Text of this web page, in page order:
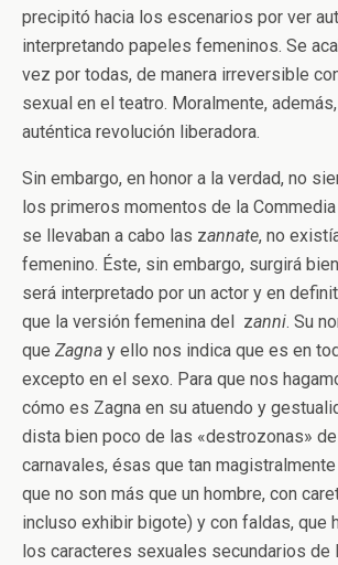
precipitó hacia los escenarios por ver
interpretando papeles femeninos. Se
vez por todas, de manera irreversible
sexual en el teatro. Moralmente,
auténtica revolución liberadora.
Sin embargo, en honor a la verdad, no
los primeros momentos de la Commedia
se llevaban a cabo las zannate, no
femenino. Éste, sin embargo, surgirá
será interpretado por un actor y en
que la versión femenina del zanni. Su
que Zagna y ello nos indica que es en
excepto en el sexo. Para que nos
cómo es Zagna en su atuendo y
dista bien poco de las «destrozonas»
carnavales, ésas que tan
que no son más que un hombre, con
incluso exhibir bigote) y con faldas, que
los caracteres sexuales secundarios de